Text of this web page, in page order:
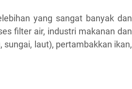
yang sangat banyak dan
filter air, industri makanan dan
laut), pertambakkan ikan,